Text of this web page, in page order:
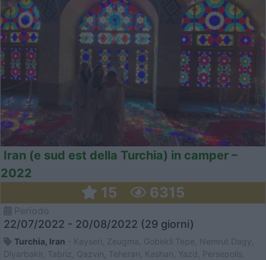
Iran (e sud est della Turchia) in camper –
2022
15 6315
22/07/2022 - 20/08/2022 (29 giorni)
Turchia, Iran - Kayseri, Zeugma, Gobekli Tepe, Nemrut Dagy,
Diyarbakir, Tabriz, Qazvin, Teheran, Kashan, Yazd, Persepolis,